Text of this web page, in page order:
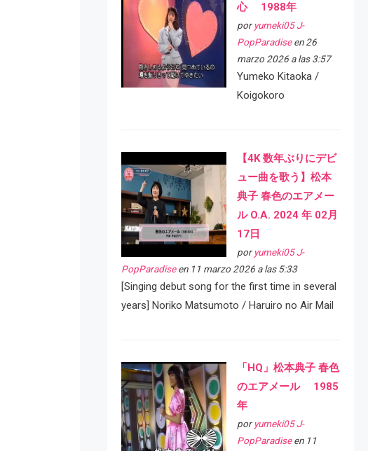
心 1988年
por yumeki05 J-
PopParadiseen 26
marzo 2026 a las 3:57
Yumeko Kitaoka /
Koigokoro
【4K 数年ぶりにデビ
ュー曲を歌う】松本
典子 春色のエアメー
ル O.A. 2024 年 02月
17日
por yumeki05 J-
PopParadiseen 11 marzo 2026 a las 5:33
[Singing debut song for the first time in several
years] Noriko Matsumoto / Haruiro no Air Mail
「HQ」松本典子 春色
のエアメール 1985
年
por yumeki05 J-
PopParadiseen 11